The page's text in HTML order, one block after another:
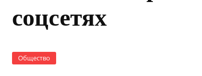
соцсетях
Общество